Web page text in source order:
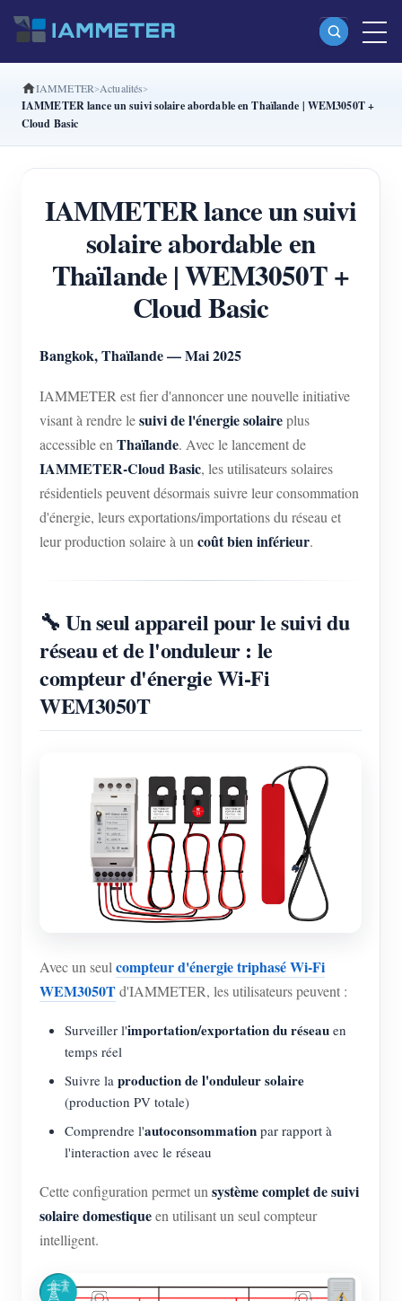
Produits
Compteur d’énergie Wi-Fi split-phase (WEM2067)
Compteur d’énergie Wi-Fi triphasé (WEM3080T)
Compteur d’énergie Wi-Fi triphasé (WEM3046T)
Compteur d’énergie Wi-Fi triphasé (WEM3050T)
Contrôleur de puissance WiFi
Simulateur IAMMETER
Compteur virtuel
Système de prévision et de simulation énergétique
Applications
Moniteur d’énergie pour système solaire PV
Moniteur de consommation électrique
Système de contrôle du chauffage PV
Domotique
Ressources
Démarrage rapide du produit
Vidéo tutorielle
Actualités
Blogs
Communauté
Programme contributeur
Centre des contributeurs
Forum
App Store
Explorer le site
Classement PV
Solutions
À propos de nous
IAMMETER Actualités
IAMMETER lance un suivi solaire abordable en Thaïlande | WEM3050T +
Cloud Basic
IAMMETER lance un suivi
solaire abordable en
Thaïlande | WEM3050T +
Cloud Basic
Bangkok, Thaïlande — Mai 2025
IAMMETER est fier d'annoncer une nouvelle initiative
visant à rendre lesuivi de l'énergie solaireplus
accessible enThaïlande. Avec le lancement de
IAMMETER-Cloud Basic, les utilisateurs solaires
résidentiels peuvent désormais suivre leur consommation
d'énergie, leurs exportations/importations du réseau et
leur production solaire à uncoût bien inférieur.
🔧 Un seul appareil pour le suivi du
réseau et de l'onduleur : le
compteur d'énergie Wi-Fi
WEM3050T
Avec un seul compteur d'énergie triphasé Wi-Fi
WEM3050Td'IAMMETER, les utilisateurs peuvent :
Surveiller l'importation/exportation du réseau en
temps réel
Suivre la production de l'onduleur solaire
(production PV totale)
Comprendre l'autoconsommation par rapport à
l'interaction avec le réseau
Cette configuration permet un système complet de suivi
solaire domestiqueen utilisant un seul compteur
intelligent.